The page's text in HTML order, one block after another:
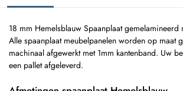
18 mm Hemelsblauw Spaanplaat gemelamineerd
Alle spaanplaat meubelpanelen worden op maat
machinaal afgewerkt met 1mm kantenband. Uw
een pallet afgeleverd.